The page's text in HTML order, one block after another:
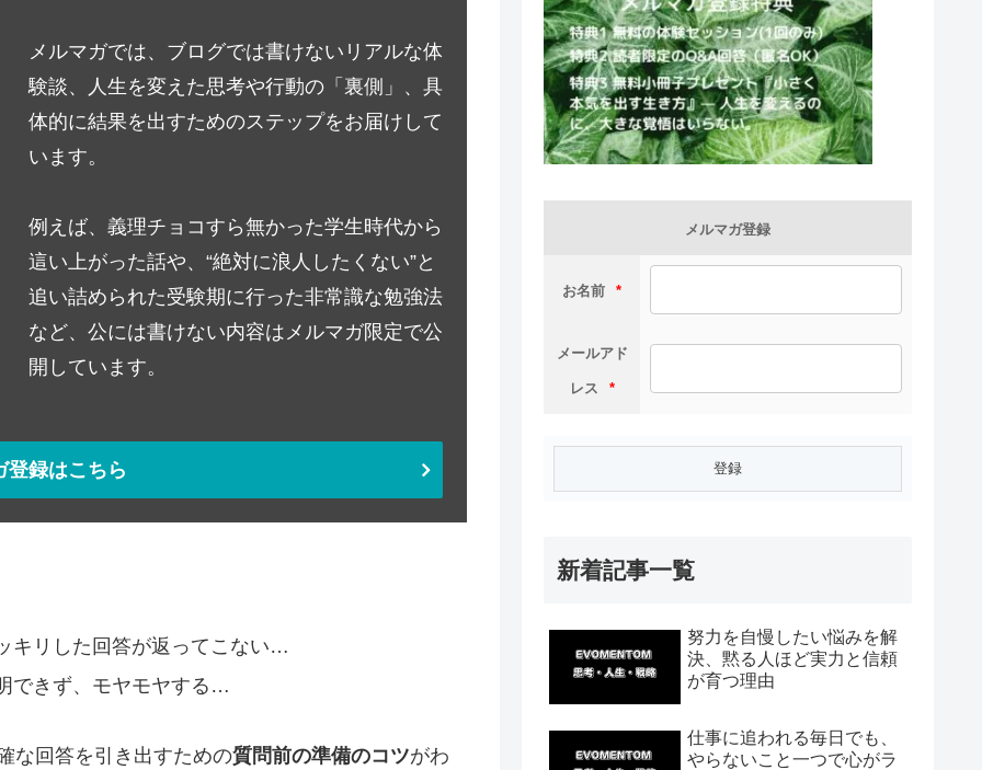
メルマガでは、ブログでは書けないリアルな体
験談、人生を変えた思考や行動の「裏側」、具
体的に結果を出すためのステップをお届けして
います。
例えば、義理チョコすら無かった学生時代から
這い上がった話や、“絶対に浪人したくない”と
追い詰められた受験期に行った非常識な勉強法
など、公には書けない内容はメルマガ限定で公
開しています。
登録はこちら
キリした回答が返ってこない…
できず、モヤモヤする…
な回答を引き出すための質問前の準備のコツがわ
メルマガ登録
お名前 *
メールアド
レス *
新着記事一覧
努力を自慢したい悩みを解
決、黙る人ほど実力と信頼
が育つ理由
仕事に追われる毎日でも、
やらないこと一つで心がラ